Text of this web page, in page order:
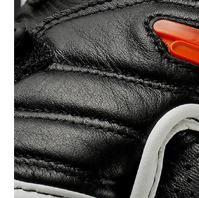
カラー・サイズ選択